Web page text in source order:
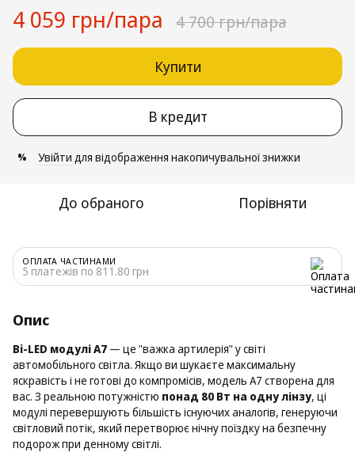
4 059 грн/пара 4 700 грн/пара
Купити
В кредит
% Увійти для відображення накопичувальної знижки
До обраного Порівняти
ОПЛАТА ЧАСТИНАМИ
5 платежів по 811.80 грн
Опис
Bi-LED модулі A7 — це "важка артилерія" у світі
автомобільного світла. Якщо ви шукаєте максимальну
яскравість і не готові до компромісів, модель A7 створена для
вас. З реальною потужністю понад 80 Вт на одну лінзу, ці
модулі перевершують більшість існуючих аналогів, генеруючи
світловий потік, який перетворює нічну поїздку на безпечну
подорож при денному світлі.